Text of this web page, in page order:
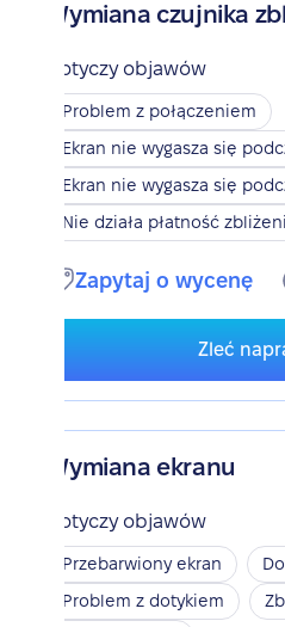
Wymiana czujnika
Dotyczy objawów
Problem z połączeniem
Ekran nie wygasza się
Ekran nie wygasza się
Nie działa płatność
Zapytaj o wycenę
Zleć
Wymiana ekranu
Dotyczy objawów
Przebarwiony ekran
Problem z dotykiem